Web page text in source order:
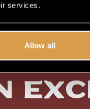
services.
Allow all